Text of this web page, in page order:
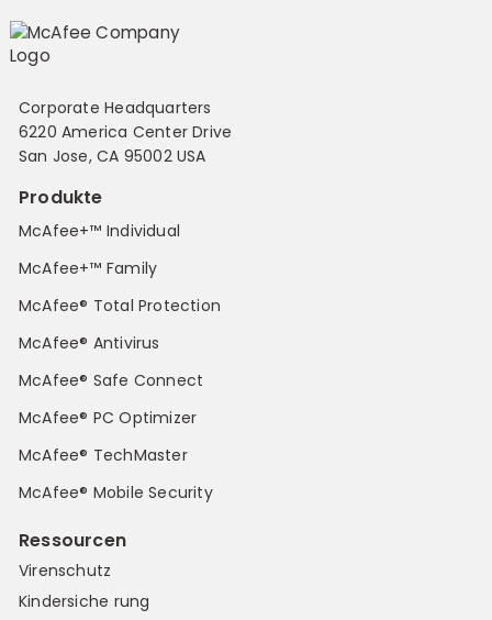
Corporate Headquarters
6220 America Center Drive
San Jose, CA 95002 USA
Produkte
McAfee+™ Individual
McAfee+™ Family
McAfee® Total Protection
McAfee® Antivirus
McAfee® Safe Connect
McAfee® PC Optimizer
McAfee® TechMaster
McAfee® Mobile Security
Ressourcen
Virenschutz
Kindersiche rung